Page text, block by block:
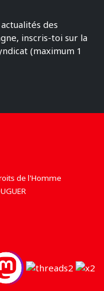
des
inscris-toi sur la
(maximum 1
de l'Homme